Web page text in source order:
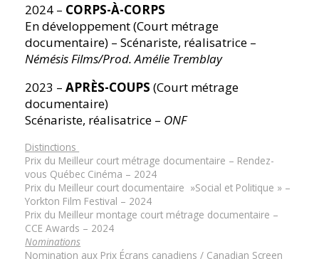
2024 – CORPS-À-CORPS
En développement (Court métrage
documentaire) – Scénariste, réalisatrice –
Némésis Films/Prod. Amélie Tremblay
2023 –APRÈS-COUPS (Court métrage
documentaire)
Scénariste, réalisatrice – ONF
Distinctions
Prix du Meilleur court métrage documentaire – Rendez-
vous Québec Cinéma – 2024
Prix du Meilleur court documentaire »Social et Politique » –
Yorkton Film Festival – 2024
Prix du Meilleur montage court métrage documentaire –
CCE Awards – 2024
Nominations
Nomination aux Prix Écrans canadiens / Canadian Screen